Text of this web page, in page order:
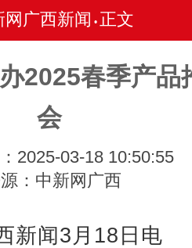
网广西新闻 • 正文
2025春季产品
会
2025-03-18 10:50:55
：中新网广西
闻3月18日电